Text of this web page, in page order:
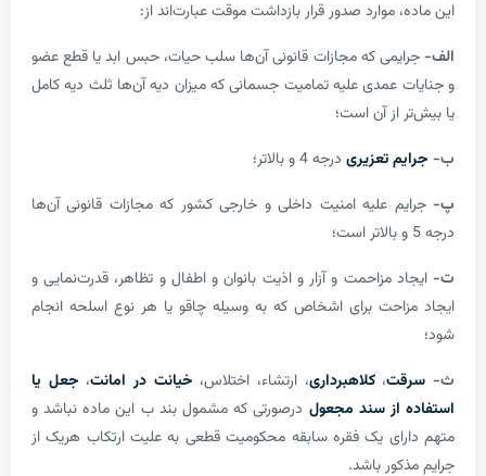
موارد صدور قرار بازداشت موقت عبارت‌اند از:
که مجازات قانونی آن‌ها سلب حیات، حبس ابد یا قطع عضو
عمدی علیه تمامیت جسمانی که میزان دیه آن‌ها ثلث دیه کامل
از آن است؛
تعزیری درجه 4 و بالاتر؛
علیه امنیت داخلی و خارجی کشور که مجازات قانونی آن‌ها
مزاحمت و آزار و اذیت بانوان و اطفال و تظاهر، قدرت‌نمایی و
برای اشخاص که به وسیله چاقو یا هر نوع اسلحه انجام
کلاهبرداری، ارتشاء، اختلاس، خیانت در امانت،جعل یا
از سند مجعول درصورتی که مشمول بند ب این ماده نباشد و
یک فقره سابقه محکومیت قطعی به علیت ارتکاب هریک از
باشد.